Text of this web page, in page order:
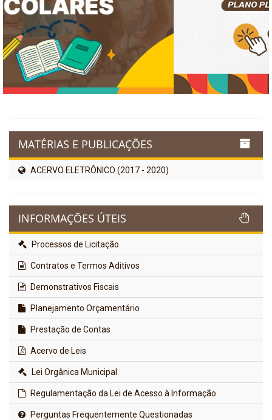
MATÉRIAS E PUBLICAÇÕES
ACERVO ELETRÔNICO (2017 - 2020)
INFORMAÇÕES ÚTEIS
Processos de Licitação
Contratos e Termos Aditivos
Demonstrativos Fiscais
Planejamento Orçamentário
Prestação de Contas
Acervo de Leis
Lei Orgânica Municipal
Regulamentação da Lei de Acesso à Informação
Perguntas Frequentemente Questionadas